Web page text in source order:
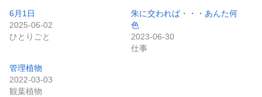
6月1日
2025-06-02
ひとりごと
朱に交われば・・・あんた何
色
2023-06-30
仕事
管理植物
2022-03-03
観葉植物